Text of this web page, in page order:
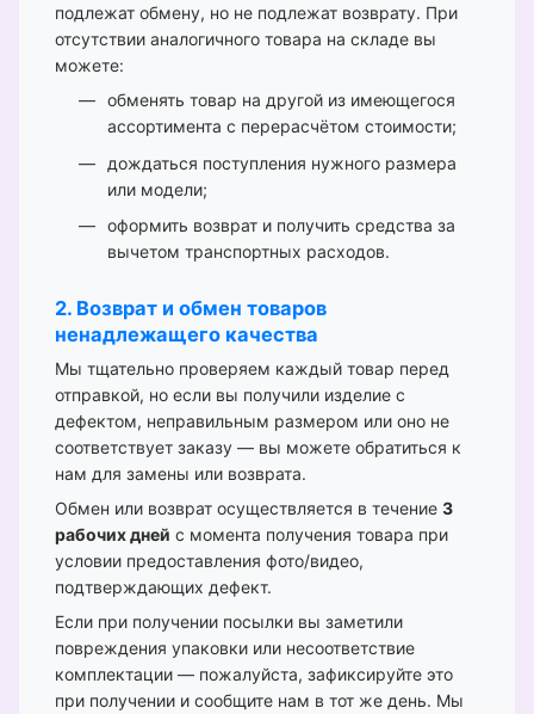
подлежат обмену, но не подлежат возврату. При
отсутствии аналогичного товара на складе вы
можете:
обменять товар на другой из имеющегося
ассортимента с перерасчётом стоимости;
дождаться поступления нужного размера
или модели;
оформить возврат и получить средства за
вычетом транспортных расходов.
2. Возврат и обмен товаров
ненадлежащего качества
Мы тщательно проверяем каждый товар перед
отправкой, но если вы получили изделие с
дефектом, неправильным размером или оно не
соответствует заказу — вы можете обратиться к
нам для замены или возврата.
Обмен или возврат осуществляется в течение 3
рабочих дней с момента получения товара при
условии предоставления фото/видео,
подтверждающих дефект.
Если при получении посылки вы заметили
повреждения упаковки или несоответствие
комплектации — пожалуйста, зафиксируйте это
при получении и сообщите нам в тот же день. Мы